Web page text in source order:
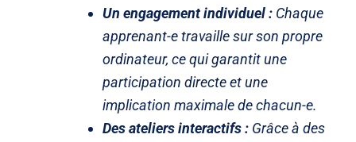
Un engagement individuel : Chaque
apprenant-e travaille sur son propre
ordinateur, ce qui garantit une
participation directe et une
implication maximale de chacun-e.
Des ateliers interactifs : Grâce à des